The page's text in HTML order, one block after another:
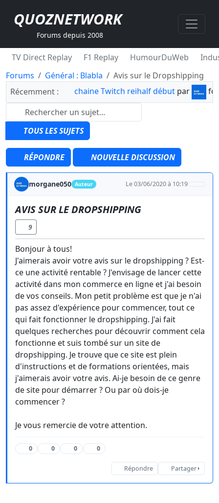
QUOZNETWORK
Forums depuis 2008
TV Direct Replay F1 Replay HumourDuWeb
Forums
Général : Blabla
Avis sur le Dropshipping
Récemment :
chaine Twitch reihalf début par
TOUS LES SUJETS
RÉPONDRE NOUVELLE DISCUSSION
morgane050 Auteur Le 03/06/2020 à 10:19
AVIS SUR LE DROPSHIPPING
9
Bonjour à tous!
J'aimerais avoir votre avis sur le dropshipping ? Est-
ce une activité rentable ? J'envisage de lancer cette
activité dans mon commerce en ligne et j'ai besoin
de vos conseils. Mon petit problème est que je n'ai
pas assez d'expérience pour commencer, tout ce
qui fait fonctionner le dropshipping. J'ai fait
quelques recherches pour découvrir comment cela
fonctionne et suis tombé sur un site de
dropshipping. Je trouve que ce site est plein
d'instructions et de formations orientées, mais
j'aimerais avoir votre avis. Ai-je besoin de ce genre
de site pour démarrer ? Ou par où dois-je
commencer ?
Je vous remercie de votre attention.
0 0 0 0
Répondre Partager